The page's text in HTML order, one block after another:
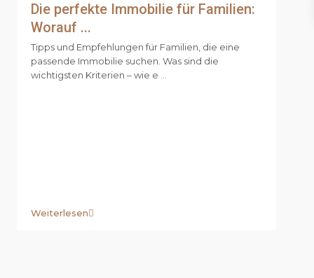
Die perfekte Immobilie für Familien:
Worauf ...
Tipps und Empfehlungen für Familien, die eine
passende Immobilie suchen. Was sind die
wichtigsten Kriterien – wie e
Weiterlesen